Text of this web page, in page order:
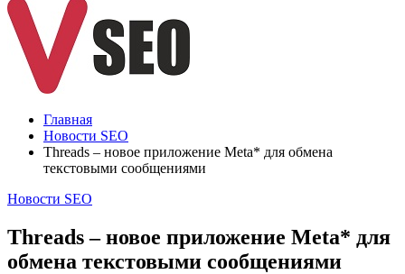
Главная
Новости SEO
Threads – новое приложение Meta* для обмена
текстовыми сообщениями
Новости SEO
Threads – новое приложение Meta* для
обмена текстовыми сообщениями